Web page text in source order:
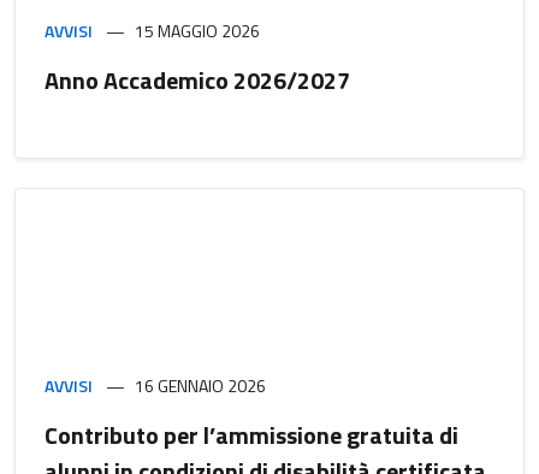
AVVISI 15 MAGGIO 2026
Anno Accademico 2026/2027
AVVISI 16 GENNAIO 2026
Contributo per l’ammissione gratuita di